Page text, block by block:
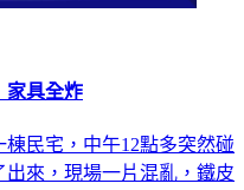
具全炸
民宅，中午12點多突然碰
來，現場一片混亂，鐵皮